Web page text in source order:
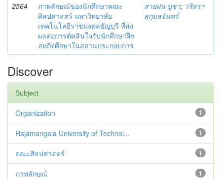
2564
ภาพลักษณ์ของนักศึกษาคณะ
ศิลปศาสตร์ มหาวิทยาลัย
เทคโนโลยีราชมงคลธัญบุรี ที่ส่ง
ผลต่อการตัดสินใจรับนักศึกษาฝึก
สหกิจศึกษาในสถานประกอบการ
สายฝน บูชา; วริสรา
สุกุมลจันทร์
Discover
Subject
1
Organization
1
Rajamangala University of Technol...
1
คณะศิลปศาสตร์
1
ภาพลักษณ์